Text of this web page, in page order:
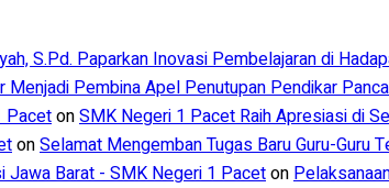
S.Pd. Paparkan Inovasi Pembelajaran di
Menjadi Pembina Apel Penutupan Pendikar
PacetonSMK Negeri 1 Pacet Raih Apresiasi di
onSelamat Mengemban Tugas Baru Guru-Guru
Jawa Barat - SMK Negeri 1 Paceton